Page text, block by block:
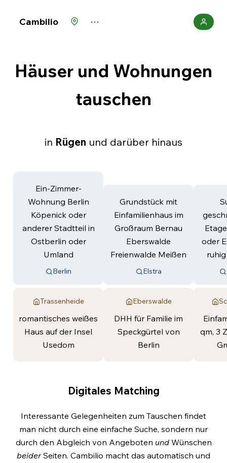
Cambilio
Häuser und Wohnungen
tauschen
in Rügen und darüber hinaus
Ein-Zimmer-
Wohnung Berlin
Köpenick oder
anderer Stadtteil in
Ostberlin oder
Umland
Berlin
Grundstück mit
Einfamilienhaus im
Großraum Bernau
Eberswalde
Freienwalde Meißen
Elstra
oder
Trassenheide
romantisches weißes
Haus auf der Insel
Usedom
Eberswalde
DHH für Familie im
Speckgürtel von
Berlin
qm, 3
Digitales Matching
Interessante Gelegenheiten zum Tauschen findet
man nicht durch eine einfache Suche, sondern nur
durch den Abgleich von Angeboten undWünschen
beiderSeiten. Cambilio macht das automatisch und